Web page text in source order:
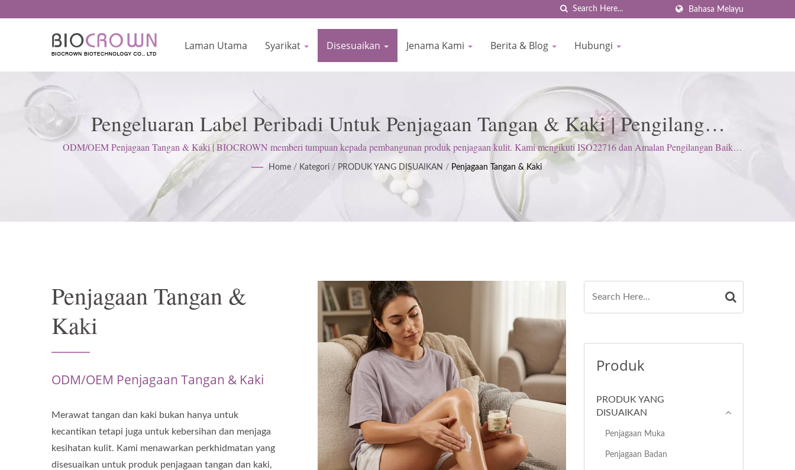
Bahasa Melayu
Laman Utama Syarikat Disesuaikan Jenama Kami Berita & Blog Hubungi
Pengeluaran Label Peribadi Untuk Penjagaan Tangan & Kaki | Pengilang
Penjagaan Kulit Bertauliah ISO & GMP Sejak 1977 | BIOCROWN
ODM/OEM Penjagaan Tangan & Kaki | BIOCROWN memberi tumpuan kepada pembangunan produk penjagaan kulit. Kami mengikuti ISO22716 dan Amalan Pengilangan Baik
(GMP); mengekalkan sikap tegas untuk memenuhi jangkaan pelanggan.
Home / Kategori / PRODUK YANG DISUAIKAN / Penjagaan Tangan & Kaki
Penjagaan Tangan &
Kaki
ODM/OEM Penjagaan Tangan & Kaki
Merawat tangan dan kaki bukan hanya untuk
kecantikan tetapi juga untuk kebersihan dan menjaga
kesihatan kulit. Kami menawarkan perkhidmatan yang
disesuaikan untuk produk penjagaan tangan dan kaki,
Produk
PRODUK YANG
DISUAIKAN
Penjagaan Muka
Penjagaan Badan